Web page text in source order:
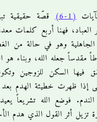
(1-6)
قصّة حقيقية
العباد، فهنا أربع كلمات
الجاهلية وهو في حالة من
مقدساً جعله الله، وبناء هو
فيها السكن للزوجين
إذا ظهرت خطيئة الهدم بعد
فوضع الله تشريعاً يعيد
تزيل أثر القول الذي هدم